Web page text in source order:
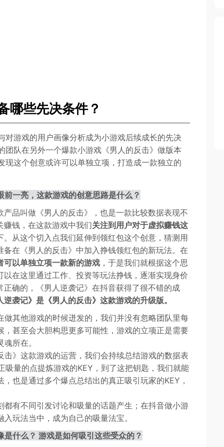
哪些先决条件？
游戏的用户画像分析成为小游戏后续成长的先决
队在另外一个爆款小游戏《男人的反击》做版本
这个创意或许可以单独立项，打造成一款独立的
一亮，这款游戏的创意思路是什么？
品叫做《男人的反击》，也是一款比较数据表现不
钱，在这款游戏中我们关注到用户对于虚拟赚钱这
从这个切入点我们延伸到领红包这个创意，猜测用
在《男人的反击》中加入挣钱领红包的新玩法。在
可以单独立项一款新的游戏 ，于是我们就根据这个思
在这里通过工作、投资等玩法挣钱，逐渐实现身价
确的，《男人逆袭记》在抖音获得了很不错的成
逆袭记》是《男人的反击》这款游戏的升级版。
做其他游戏的时候迸发的，我们并没有忽略团队里每
甚至会大胆构思更多可能性，游戏的立项正是需要
所在。
击》这款游戏的运营，我们会持续总结游戏的数据表
量的点提炼游戏的KEY，到了这把钥匙，我们就能
也是通过多个爆点总结出的真正吸引玩家的KEY，
都有不同引发讨论和吸量的话题产生；在抖音做小游
玩法当中，成为自己的吸量法宝。
什么？ 游戏是如何吸引这些受众的？